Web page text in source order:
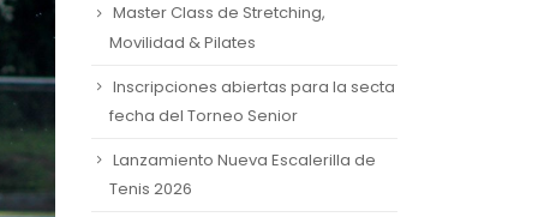
Master Class de Stretching,
Movilidad & Pilates
Inscripciones abiertas para la secta
fecha del Torneo Senior
Lanzamiento Nueva Escalerilla de
Tenis 2026